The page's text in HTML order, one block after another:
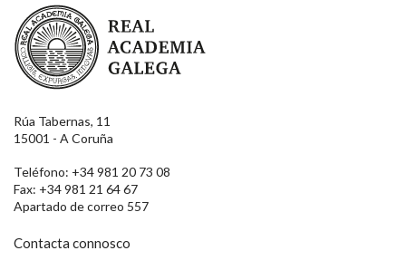
Real Academia Galega
Rúa Tabernas, 11
15001 - A Coruña
Teléfono: +34 981 20 73 08
Fax: +34 981 21 64 67
Apartado de correo 557
Contacta connosco